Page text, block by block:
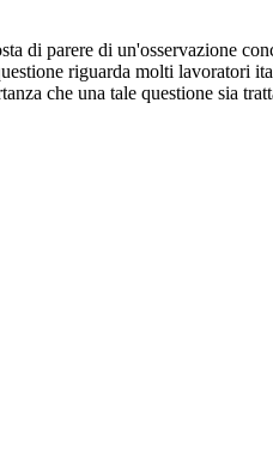
di parere di un'osservazione
riguarda molti lavoratori
che una tale questione sia